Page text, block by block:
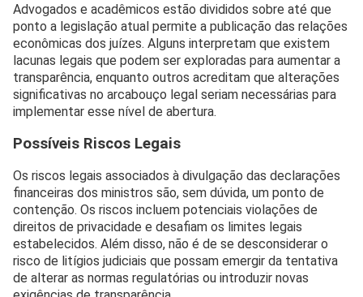
Advogados e acadêmicos estão divididos sobre até que
ponto a legislação atual permite a publicação das relações
econômicas dos juízes. Alguns interpretam que existem
lacunas legais que podem ser exploradas para aumentar a
transparência, enquanto outros acreditam que alterações
significativas no arcabouço legal seriam necessárias para
implementar esse nível de abertura.
Possíveis Riscos Legais
Os riscos legais associados à divulgação das declarações
financeiras dos ministros são, sem dúvida, um ponto de
contenção. Os riscos incluem potenciais violações de
direitos de privacidade e desafiam os limites legais
estabelecidos. Além disso, não é de se desconsiderar o
risco de litígios judiciais que possam emergir da tentativa
de alterar as normas regulatórias ou introduzir novas